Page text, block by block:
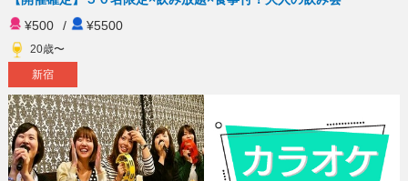
¥500
/ ¥5500
20歳〜
新宿